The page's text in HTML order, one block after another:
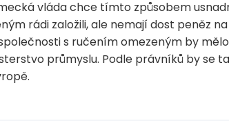
vláda chce tímto způsobem
rádi založili, ale nemají dost peněz
s ručením omezeným by
průmyslu. Podle právníků by se